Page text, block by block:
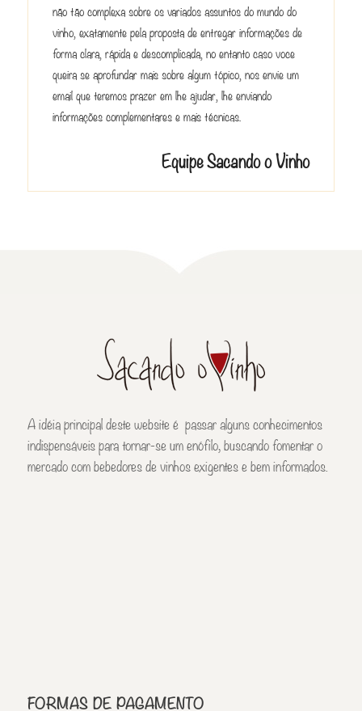
não tão complexa sobre os variados assuntos do mundo do
vinho, exatamente pela proposta de entregar informações de
forma clara, rápida e descomplicada, no entanto caso voce
queira se aprofundar mais sobre algum tópico, nos envie um
email que teremos prazer em lhe ajudar, lhe enviando
informações complementares e mais técnicas.
Equipe Sacando o Vinho
A idéia principal deste website é passar alguns conhecimentos
indispensáveis para tornar-se um enófilo, buscando fomentar o
mercado com bebedores de vinhos exigentes e bem informados.
FORMAS DE PAGAMENTO